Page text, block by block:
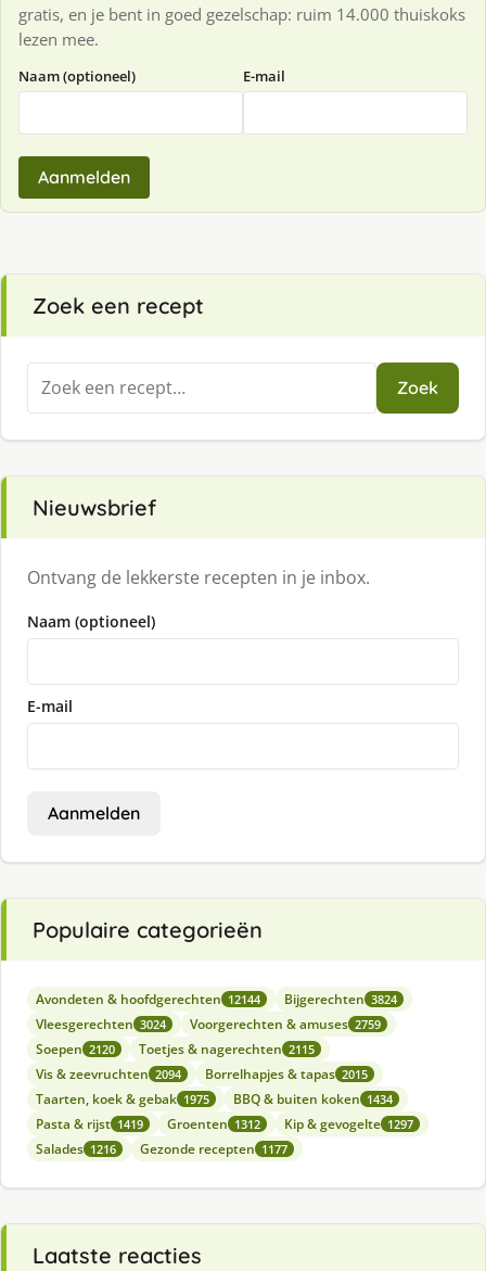
gratis, en je bent in goed gezelschap: ruim 14.000 thuiskoks
lezen mee.
Naam (optioneel) E-mail
Aanmelden
Zoek een recept
Zoeken
naar:
Zoek
Nieuwsbrief
Ontvang de lekkerste recepten in je inbox.
Naam (optioneel)
E-mail
Aanmelden
Populaire categorieën
Avondeten & hoofdgerechten 12144 Bijgerechten 3824
Vleesgerechten 3024 Voorgerechten & amuses 2759
Soepen 2120 Toetjes & nagerechten 2115
Vis & zeevruchten 2094 Borrelhapjes & tapas 2015
Taarten, koek & gebak 1975 BBQ & buiten koken 1434
Pasta & rijst 1419 Groenten 1312 Kip & gevogelte 1297
Salades 1216 Gezonde recepten 1177
Laatste reacties